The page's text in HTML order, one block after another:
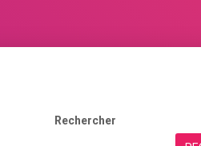
Rechercher